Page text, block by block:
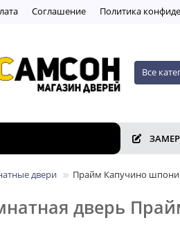
Соглашение Пoлитикa
Все
ЗАМЕР
двери Прайм Капучино
дверь